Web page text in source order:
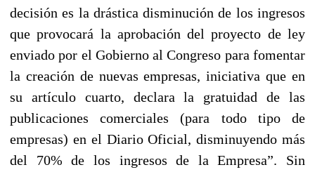
decisión es la drástica disminución de los ingresos
que provocará la aprobación del proyecto de ley
enviado por el Gobierno al Congreso para fomentar
la creación de nuevas empresas, iniciativa que en
su artículo cuarto, declara la gratuidad de las
publicaciones comerciales (para todo tipo de
empresas) en el Diario Oficial, disminuyendo más
del 70% de los ingresos de la Empresa”. Sin